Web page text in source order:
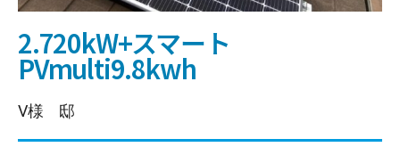
2.720kW+スマート
PVmulti9.8kwh
V様 邸